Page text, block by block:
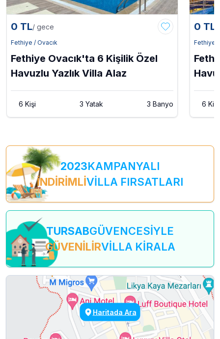
0 TL/ gece
Fethiye / Ovacık
Fethiye Ovacık'ta 6 Kişilik Özel
Havuzlu Yazlık Villa Alaz
6 Kişi 3 Yatak 3 Banyo
0 TL
Fethiye /
Nisa
6 Kişi
2023KAMPANYALI
İNDİRİMLİVİLLA FIRSATLARI
TURSABGÜVENCESİYLE
GÜVENİLİRVİLLA KİRALA
Haritada Ara